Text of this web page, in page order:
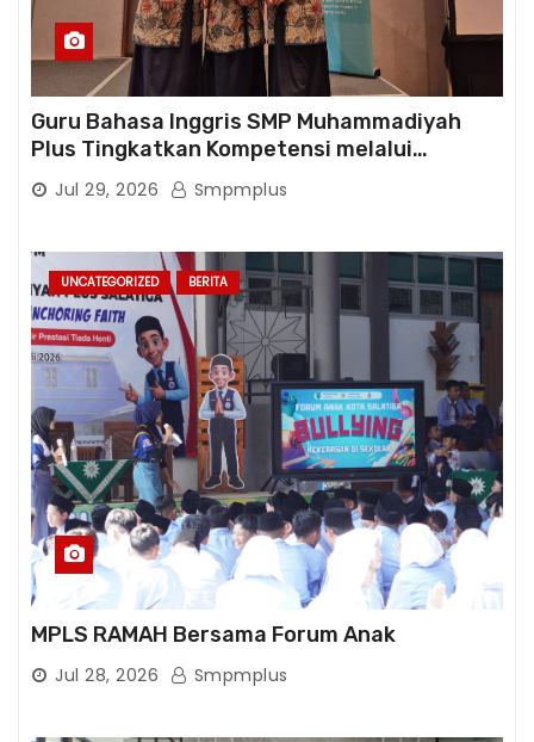
Guru Bahasa Inggris SMP Muhammadiyah
Plus Tingkatkan Kompetensi melalui
Pelatihan Cambridge Life Skills in Action
Jul 29, 2026 Smpmplus
UNCATEGORIZED BERITA
MPLS RAMAH Bersama Forum Anak
Jul 28, 2026 Smpmplus